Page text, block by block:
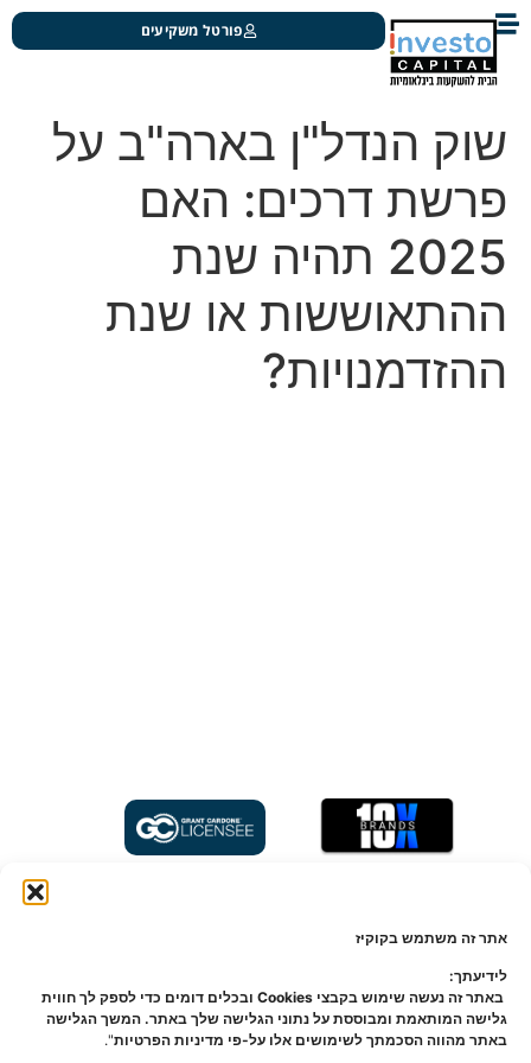
אתר זה משתמש בקוקיז
לידיעתך:
באתר זה נעשה שימוש בקבצי Cookies ובכלים דומים כדי לספק לך חווית
גלישה המותאמת ומבוססת על נתוני הגלישה שלך באתר. המשך הגלישה
באתר מהווה הסכמתך לשימושים אלו על-פי מדיניות הפרטיות".
פורטל משקיעים
שוק הנדל"ן בארה"ב על
פרשת דרכים: האם
2025 תהיה שנת
ההתאוששות או שנת
ההזדמנויות?
ומתן פרטני ואישי אשר ינוהל על פי סדר פנייתם לחברה. על כן, השקעה בליווי וסיוע
החברה אינה מוסדרת לפי חוק ניירות ערך ו/או חוק השקעות משותפות וכל חומר פרסומי
אודות פרויקטים שמציגה החברה לא אושר על-ידי הרשות לניירות ערך בישראל במסגרת
תשקיף. תנאי ההשקעה ופרטי העסקה המלאים ייחשפו אך ורק במסגרת הליך המשא